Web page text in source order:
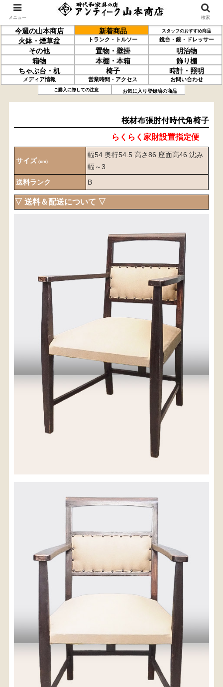
今週の山本商店 新着商品 スタッフのおすすめ商品
火鉢・煙草盆 トランク・トルソー 鏡台・鏡・ドレッサー
その他 置物・壁掛
明治物
箱物
本棚・本箱
飾り棚
ちゃぶ台・机
椅子 時計・照明
メディア情報 営業時間・アクセス お問い合わせ
ご購入に際しての注意 お気に入り登録済の商品
布張肘付時代角椅子
桜材布張肘付時代角椅子
らくらく家財設置指定便
サイズ (cm)
幅54 奥行54.5 高さ86 座面高46 沈み
幅～3
送料ランク
B
▽ 送料＆配送について ▽
〈送料について〉
・商品代金に送料は含まれておりません。
・送料は、商品のサイズ・発送先地域によって異なり
・ご購入手続きを進める途中で「宅急便」を選択いた
だくと、自動的に送料が加算されます。
・配送についての詳細は、こちら→
【送料を確認する】
お届け先、送料ランクを選択する事で送料が表
示されます。
お届け先
店舗までお問い合わせ下さい。
03-3468-0853
メニュー 検索